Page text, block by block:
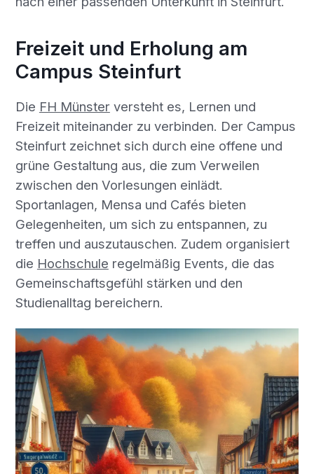
Freizeit und Erholung am
Campus Steinfurt
Die FH Münsterversteht es, Lernen und
Freizeit miteinander zu verbinden. Der Campus
Steinfurt zeichnet sich durch eine offene und
grüne Gestaltung aus, die zum Verweilen
zwischen den Vorlesungen einlädt.
Sportanlagen, Mensa und Cafés bieten
Gelegenheiten, um sich zu entspannen, zu
treffen und auszutauschen. Zudem organisiert
die Hochschule regelmäßig Events, die das
Gemeinschaftsgefühl stärken und den
Studienalltag bereichern.